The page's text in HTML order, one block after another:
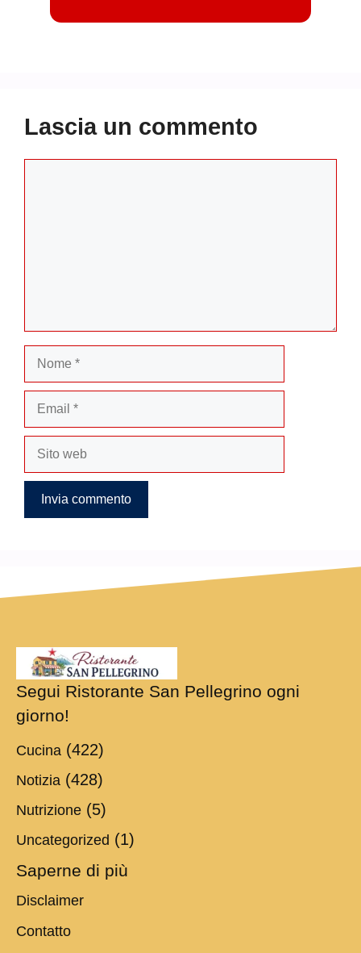
Lascia un commento
Segui Ristorante San Pellegrino ogni
giorno!
Cucina (422)
Notizia (428)
Nutrizione (5)
Uncategorized (1)
Saperne di più
Disclaimer
Contatto